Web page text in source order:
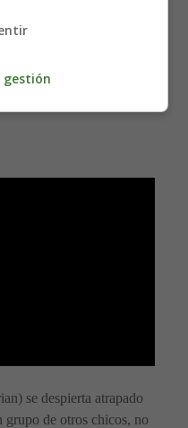
Myers, T.S. Nowlin
se despierta atrapado
grupo de otros chicos, no
gestión